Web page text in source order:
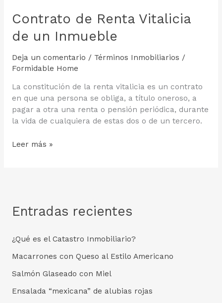
Contrato de Renta Vitalicia
de un Inmueble
Deja un comentario / Términos Inmobiliarios /
Formidable Home
La constitución de la renta vitalicia es un contrato
en que una persona se obliga, a título oneroso, a
pagar a otra una renta o pensión periódica, durante
la vida de cualquiera de estas dos o de un tercero.
Contrato
Inmueble
Leer más »
Entradas recientes
¿Qué es el Catastro Inmobiliario?
Macarrones con Queso al Estilo Americano
Salmón Glaseado con Miel
Ensalada “mexicana” de alubias rojas